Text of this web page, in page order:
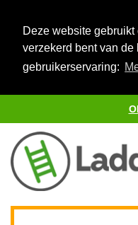
Deze website gebruikt
verzekerd bent van de
gebruikerservaring: